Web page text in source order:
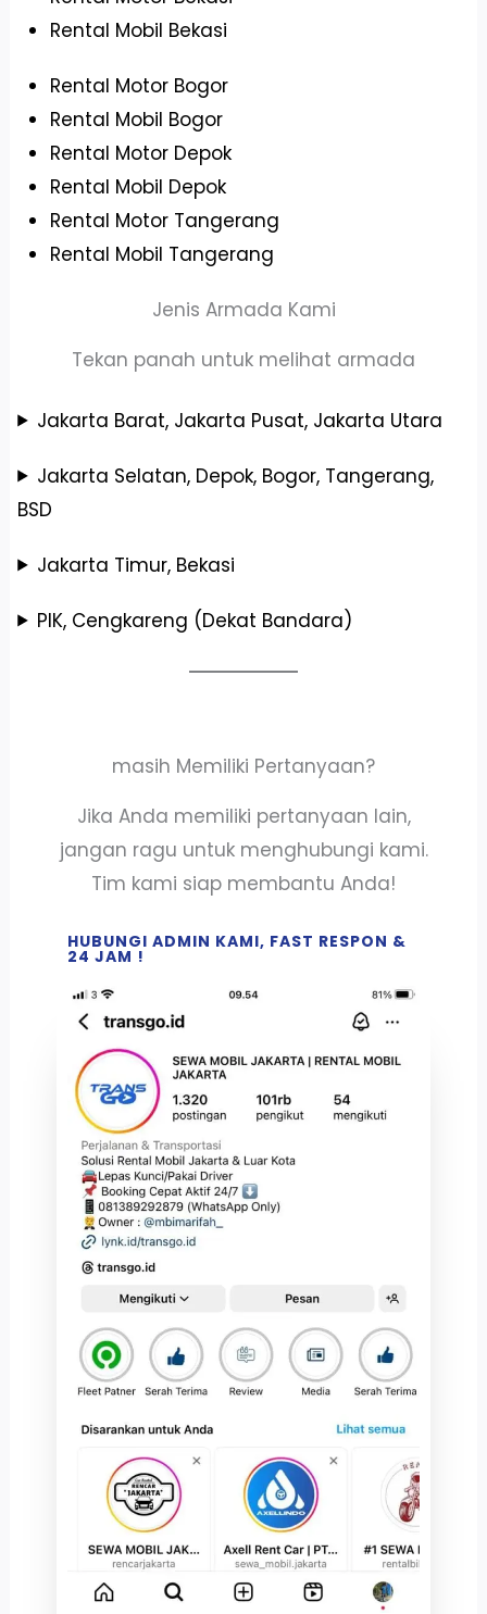
Rental Mobil Bekasi
Rental Motor Bogor
Rental Mobil Bogor
Rental Motor Depok
Rental Mobil Depok
Rental Motor Tangerang
Rental Mobil Tangerang
Jenis Armada Kami
Tekan panah untuk melihat armada
Jakarta Barat, Jakarta Pusat, Jakarta Utara
Jakarta Selatan, Depok, Bogor, Tangerang,
BSD
Jakarta Timur, Bekasi
PIK, Cengkareng (Dekat Bandara)
masih Memiliki Pertanyaan?
Jika Anda memiliki pertanyaan lain,
jangan ragu untuk menghubungi kami.
Tim kami siap membantu Anda!
HUBUNGI ADMIN KAMI, FAST RESPON &
24 JAM !